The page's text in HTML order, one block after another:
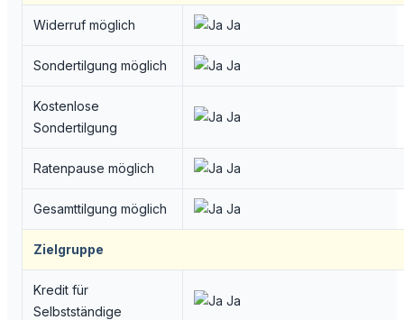
Widerruf möglich Ja
Sondertilgung möglich Ja
Kostenlose
Sondertilgung
Ja
Ratenpause möglich Ja
Gesamttilgung möglich Ja
Zielgruppe
Kredit für
Selbstständige
Ja